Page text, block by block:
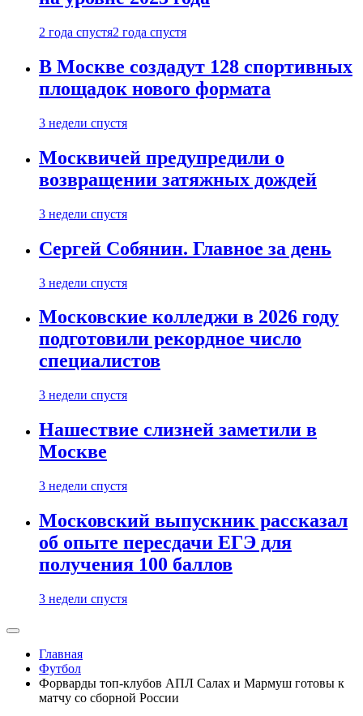
2 года спустя2 года спустя
В Москве создадут 128 спортивных
площадок нового формата
3 недели спустя
Москвичей предупредили о
возвращении затяжных дождей
3 недели спустя
Сергей Собянин. Главное за день
3 недели спустя
Московские колледжи в 2026 году
подготовили рекордное число
специалистов
3 недели спустя
Нашествие слизней заметили в
Москве
3 недели спустя
Московский выпускник рассказал
об опыте пересдачи ЕГЭ для
получения 100 баллов
3 недели спустя
Главная
Футбол
Форварды топ-клубов АПЛ Салах и Мармуш готовы к
матчу со сборной России